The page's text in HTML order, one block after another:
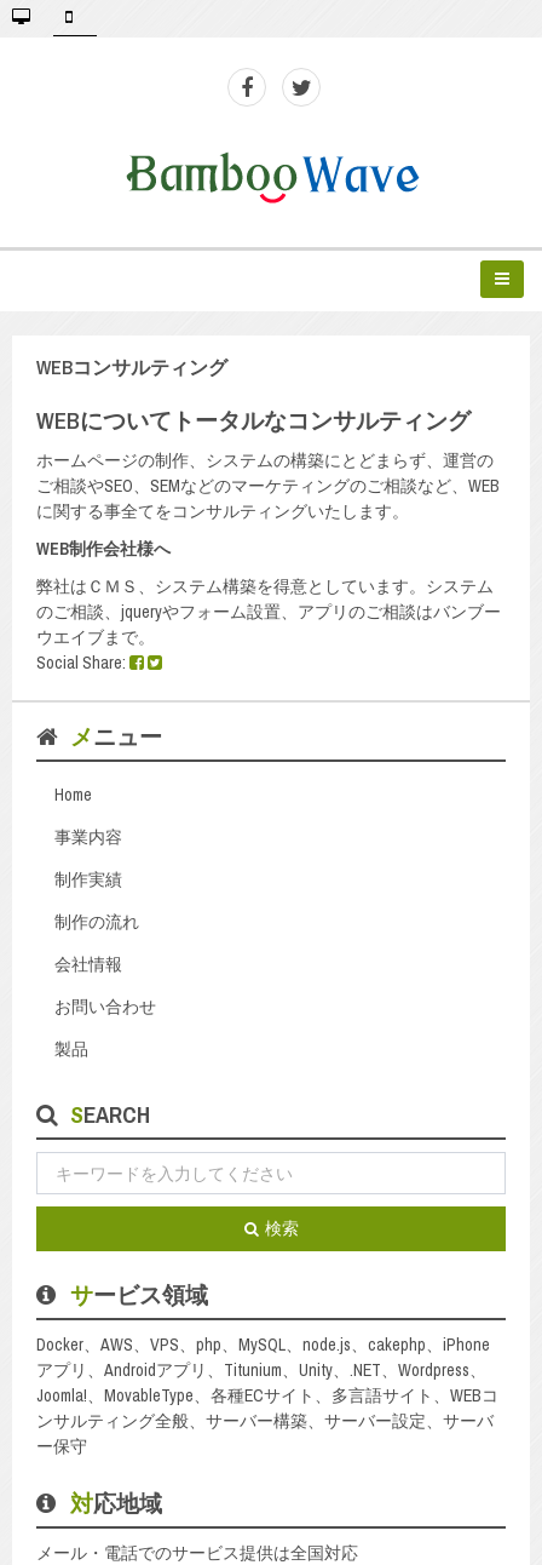
WEBコンサルティング
WEBについてトータルなコンサルティング
ホームページの制作、システムの構築にとどまらず、運営の
ご相談やSEO、SEMなどのマーケティングのご相談など、WEB
に関する事全てをコンサルティングいたします。
WEB制作会社様へ
弊社はＣＭＳ、システム構築を得意としています。システム
のご相談、jqueryやフォーム設置、アプリのご相談はバンブー
ウエイブまで。
Social Share:
メニュー
Home
事業内容
制作実績
制作の流れ
会社情報
お問い合わせ
製品
SEARCH
検索
サービス領域
Docker、AWS、VPS、php、MySQL、node.js、cakephp、iPhone
アプリ、Androidアプリ、Titunium、Unity、.NET、Wordpress、
Joomla!、MovableType、各種ECサイト、多言語サイト、WEBコ
ンサルティング全般、サーバー構築、サーバー設定、サーバ
ー保守
対応地域
メール・電話でのサービス提供は全国対応